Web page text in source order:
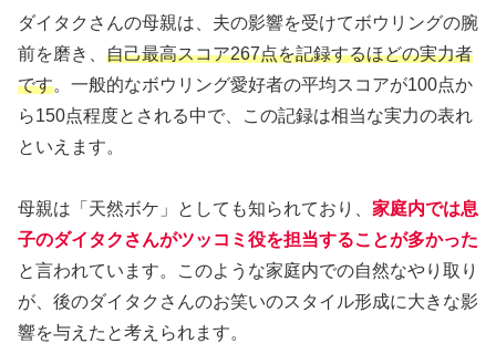
ダイタクさんの母親は、夫の影響を受けてボウリングの腕
前を磨き、 自己最高スコア267点を記録するほどの実力者
です。一般的なボウリング愛好者の平均スコアが100点か
ら150点程度とされる中で、この記録は相当な実力の表れ
といえます。
母親は「天然ボケ」としても知られており、 家庭内では息
子のダイタクさんがツッコミ役を担当することが多かった
と言われています。このような家庭内での自然なやり取り
が、後のダイタクさんのお笑いのスタイル形成に大きな影
響を与えたと考えられます。